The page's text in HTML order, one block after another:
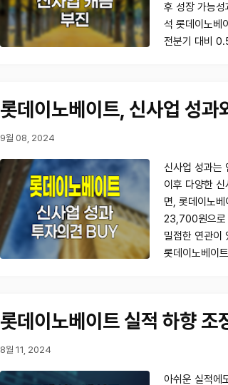
후 성장 가능
석 롯데이노베
전분기 대비
롯데이노베이트, 신사업 성과
9월 08, 2024
신사업 성과
이후 다양한
면, 롯데이노
23,700원으로
밀접한 연관이
롯데이노베이
롯데이노베이트 실적 하향 조
8월 11, 2024
아쉬운 실적에